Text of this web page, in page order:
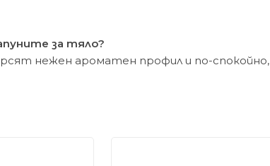
за тяло?
нежен ароматен профил и по-